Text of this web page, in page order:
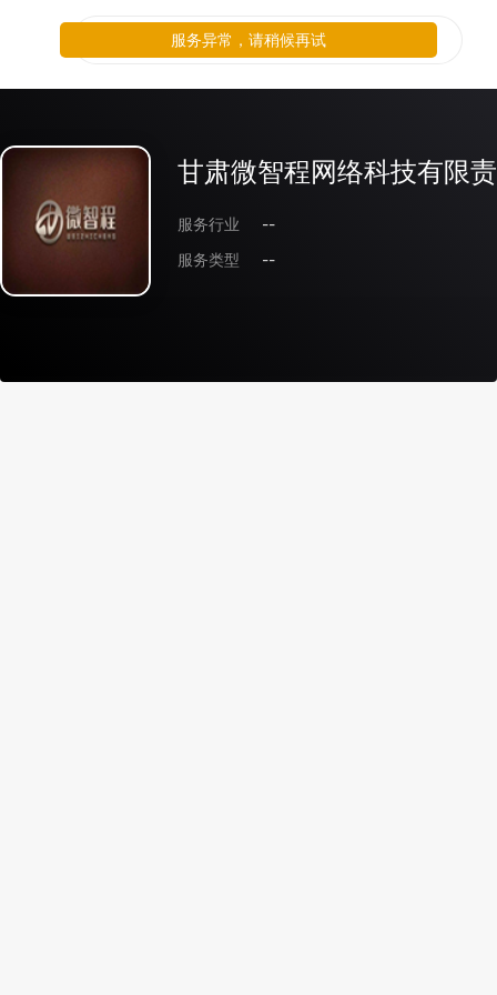
甘肃微智程网络科技有限
服务行业
--
服务类型
--
服务异常，请稍候再试